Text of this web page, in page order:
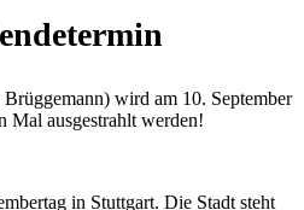
wird am 10. September
Mal ausgestrahlt werden!
in Stuttgart. Die Stadt steht